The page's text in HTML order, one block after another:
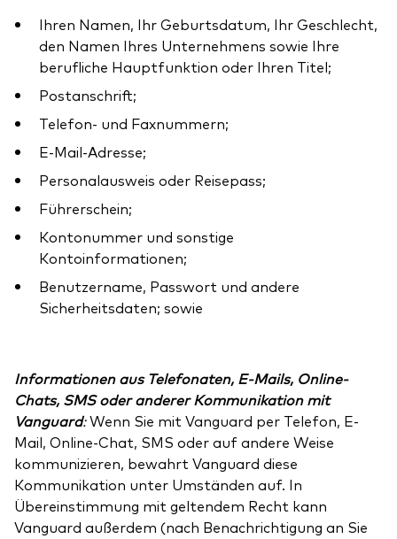
Ihren Namen, Ihr Geburtsdatum, Ihr Geschlecht,
den Namen Ihres Unternehmens sowie Ihre
berufliche Hauptfunktion oder Ihren Titel;
Postanschrift;
Telefon- und Faxnummern;
E-Mail-Adresse;
Personalausweis oder Reisepass;
Führerschein;
Kontonummer und sonstige
Kontoinformationen;
Benutzername, Passwort und andere
Sicherheitsdaten; sowie
Informationen aus Telefonaten, E-Mails, Online-
Chats, SMS oder anderer Kommunikation mit
Vanguard:Wenn Sie mit Vanguard per Telefon, E-
Mail, Online-Chat, SMS oder auf andere Weise
kommunizieren, bewahrt Vanguard diese
Kommunikation unter Umständen auf. In
Übereinstimmung mit geltendem Recht kann
Vanguard außerdem (nach Benachrichtigung an Sie